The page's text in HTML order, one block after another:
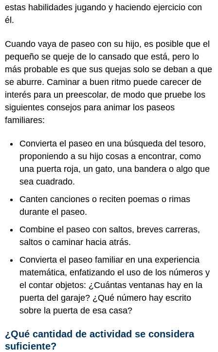
estas habilidades jugando y haciendo ejercicio con
él.
Cuando vaya de paseo con su hijo, es posible que el
pequeño se queje de lo cansado que está, pero lo
más probable es que sus quejas solo se deban a que
se aburre. Caminar a buen ritmo puede carecer de
interés para un preescolar, de modo que pruebe los
siguientes consejos para animar los paseos
familiares:
Convierta el paseo en una búsqueda del tesoro,
proponiendo a su hijo cosas a encontrar, como
una puerta roja, un gato, una bandera o algo que
sea cuadrado.
Canten canciones o reciten poemas o rimas
durante el paseo.
Combine el paseo con saltos, breves carreras,
saltos o caminar hacia atrás.
Convierta el paseo familiar en una experiencia
matemática, enfatizando el uso de los números y
el contar objetos: ¿Cuántas ventanas hay en la
puerta del garaje? ¿Qué número hay escrito
sobre la puerta de esa casa?
¿Qué cantidad de actividad se considera
suficiente?